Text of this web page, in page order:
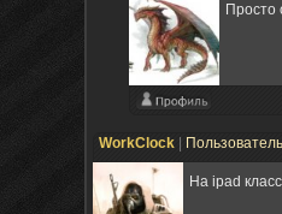
Просто
WorkClock
На ipad